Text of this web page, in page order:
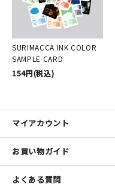
SURIMACCA INK COLOR
SAMPLE CARD
154円(税込)
マイアカウント
お買い物ガイド
よくある質問